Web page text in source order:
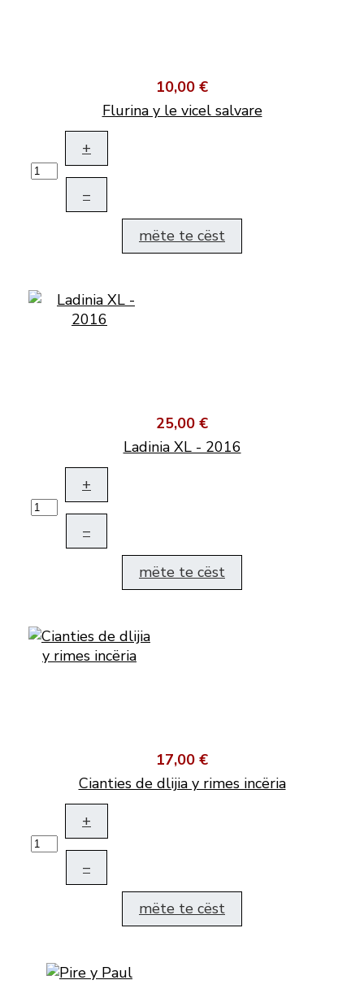
10,00 €
Flurina y le vicel salvare
+
–
mëte te cëst
25,00 €
Ladinia XL - 2016
+
–
mëte te cëst
17,00 €
Cianties de dlijia y rimes incëria
+
–
mëte te cëst